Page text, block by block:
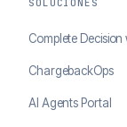
SOLUCIONES
Complete
ChargebackOps
AI Agents Portal